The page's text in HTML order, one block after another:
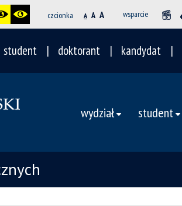
czcionka A A A wsparcie
student doktorant kandydat
wydział student